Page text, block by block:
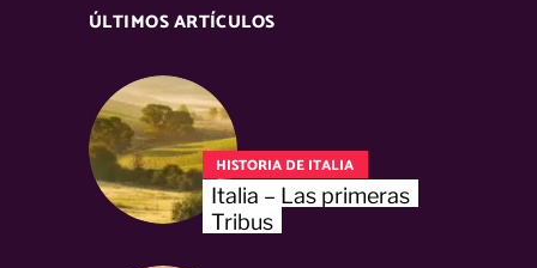
ÚLTIMOS ARTÍCULOS
HISTORIA DE ITALIA
Italia – Las primeras
Tribus